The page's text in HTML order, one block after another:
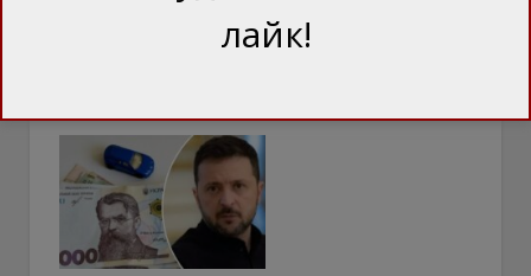
можливість помститисялайк!